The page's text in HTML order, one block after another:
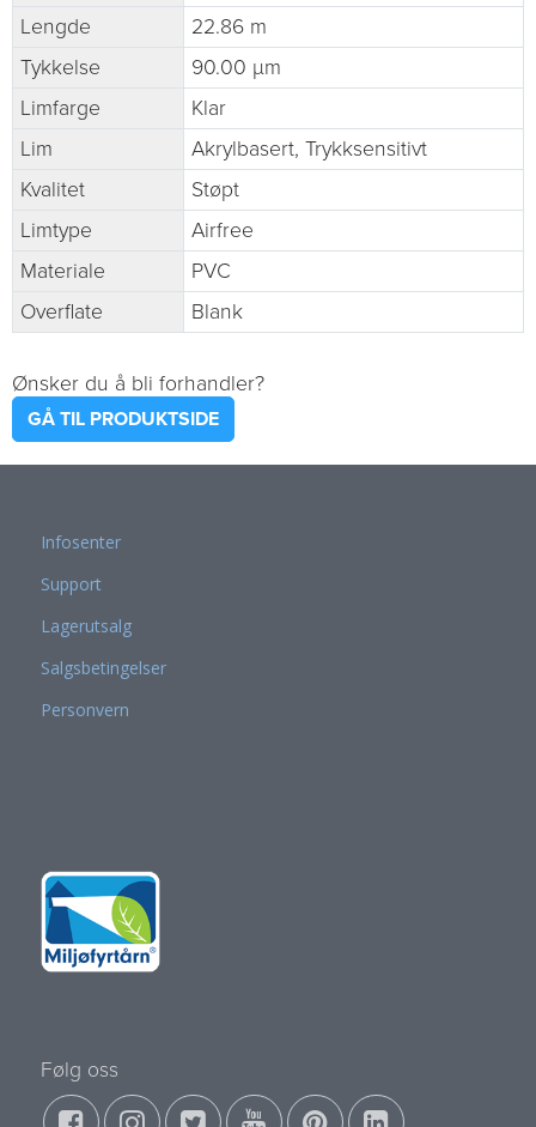
Lengde
22.86 m
Tykkelse
90.00 µm
Limfarge
Klar
Lim
Akrylbasert, Trykksensitivt
Kvalitet
Støpt
Limtype
Airfree
Materiale
PVC
Overflate
Blank
Ønsker du å bli forhandler?
GÅ TIL PRODUKTSIDE
Infosenter
Support
Lagerutsalg
Salgsbetingelser
Personvern
Følg oss